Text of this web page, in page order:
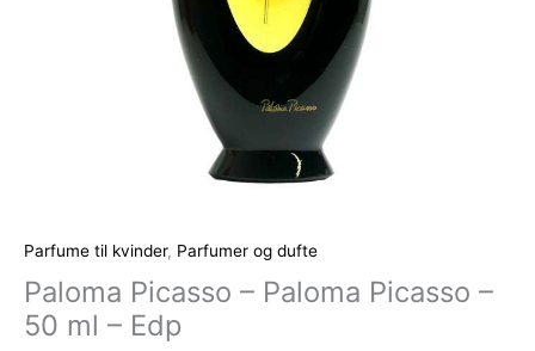
Parfume til kvinder, Parfumer og dufte
Paloma Picasso – Paloma Picasso –
50 ml – Edp